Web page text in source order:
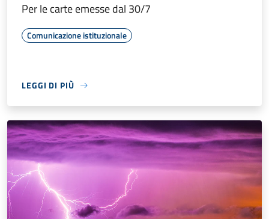
Per le carte emesse dal 30/7
Comunicazione istituzionale
LEGGI DI PIÙ